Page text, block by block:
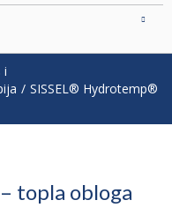
i
SISSEL® Hydrotemp®
topla obloga